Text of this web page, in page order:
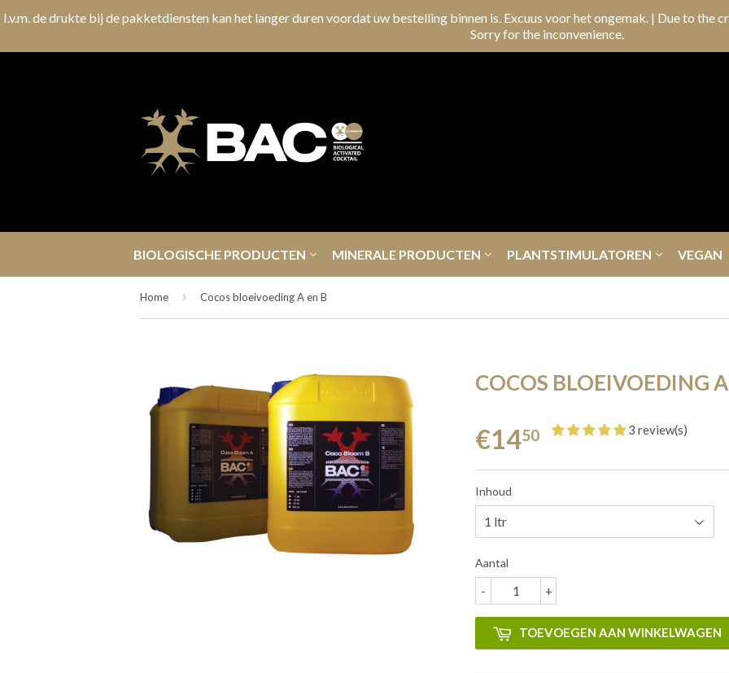
I.v.m. de drukte bij de pakketdiensten kan het langer duren voordat uw bestelling binnen is. Excuus voor het ongemak. | Due to
Sorry for the inconvenience.
BIOLOGISCHE PRODUCTEN MINERALE PRODUCTEN PLANTSTIMULATOREN VEGAN
Home › Cocos bloeivoeding A en B
COCOS BLOEIVOEDING
€1450 3 review(s)
Inhoud
Aantal
+
-
TOEVOEGEN AAN WINKELWAGEN